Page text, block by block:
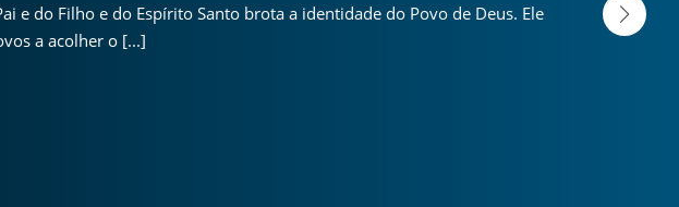
e do Filho e do Espírito Santo brota a identidade do Povo de Deus. Ele
a acolher o [...]